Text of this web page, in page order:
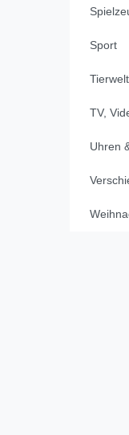
Sport
Tierwelt
TV,
Uhren